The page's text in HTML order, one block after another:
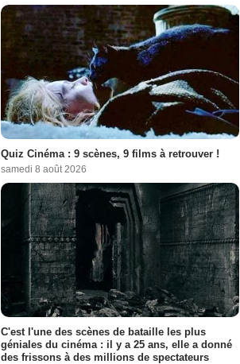
Quiz Cinéma : 9 scènes, 9 films à retrouver !
samedi 8 août 2026
C'est l'une des scènes de bataille les plus
géniales du cinéma : il y a 25 ans, elle a donné
des frissons à des millions de spectateurs